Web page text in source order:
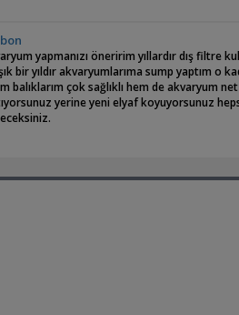
yapmanızı öneririm yıllardır dış filtre
bir yıldır akvaryumlarıma sump yaptım
balıklarım çok sağlıklı hem de
yerine yeni elyaf koyuyorsunuz